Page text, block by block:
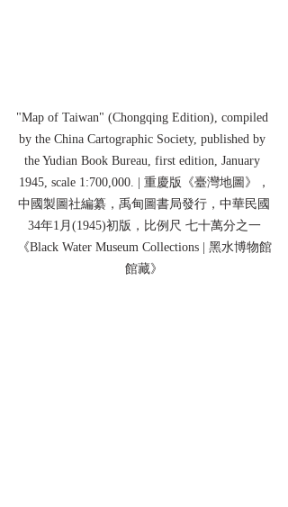
"Map of Taiwan" (Chongqing Edition), compiled
by the China Cartographic Society, published by
the Yudian Book Bureau, first edition, January
1945, scale 1:700,000. | 重慶版《臺灣地圖》，
中國製圖社編纂，禹甸圖書局發行，中華民國
34年1月(1945)初版，比例尺 七十萬分之一
《Black Water Museum Collections | 黑水博物館
館藏》